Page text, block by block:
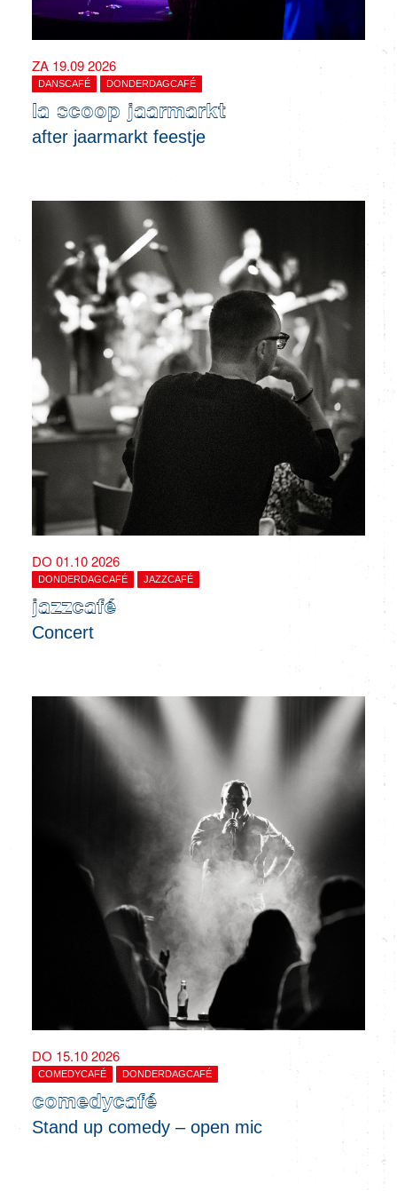
ZA 19.09 2026
DANSCAFÉ DONDERDAGCAFÉ
la scoop jaarmarkt
after jaarmarkt feestje
DO 01.10 2026
DONDERDAGCAFÉ JAZZCAFÉ
jazzcafé
Concert
DO 15.10 2026
COMEDYCAFÉ DONDERDAGCAFÉ
comedycafé
Stand up comedy – open mic